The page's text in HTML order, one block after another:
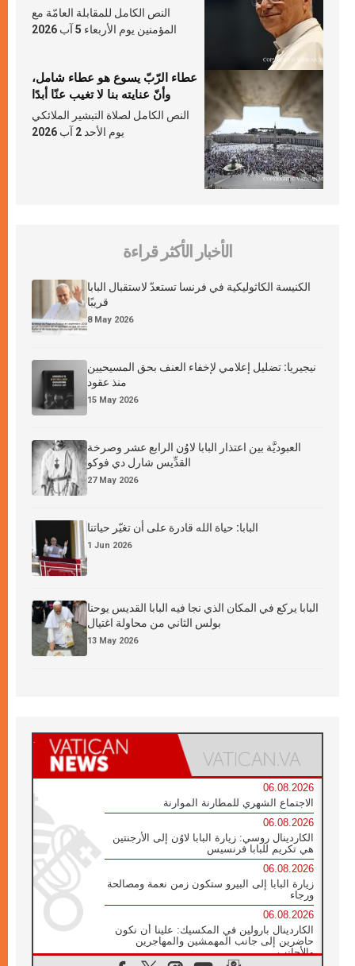
النص الكامل للمقابلة العامّة مع
المؤمنين يوم الأربعاء 5 آب 2026
عطاء الرّبّ يسوع هو عطاء شامل،
وأنّ عنايته بنا لا تغيب عنّا أبدًا
النص الكامل لصلاة التبشير الملائكي
يوم الأحد 2 آب 2026
الأخبار الأكثر قراءة
الكنيسة الكاثوليكية في فرنسا تستعدّ لاستقبال البابا
قريبًا
8 May 2026
نيجيريا: تضليل إعلامي لإخفاء العنف بحق المسيحيين
منذ عقود
15 May 2026
العبوديَّة بين اعتذار البابا لاوُن الرابع عشر وصرخة
القدِّيس شارل دي فوكو
27 May 2026
البابا: حياة الله قادرة على أن تغيّر حياتنا
1 Jun 2026
البابا يركع في المكان الذي نجا فيه البابا القديس يوحنا
بولس الثاني من محاولة اغتيال
13 May 2026
06.08.2026
الاجتماع الشهري للمطارنة الموارنة
06.08.2026
الكاردينال روسي: زيارة البابا لاوُن إلى الأرجنتين
هي تكريم للبابا فرنسيس
06.08.2026
زيارة البابا إلى البيرو ستكون زمن نعمة ومصالحة
ورجاء
06.08.2026
الكاردينال بارولين في المكسيك: علينا أن نكون
حاضرين إلى جانب المهمشين والمهاجرين
والأجانب